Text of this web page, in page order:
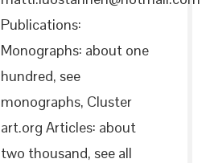
Publications:
Monographs: about one
hundred, see
monographs, Cluster
art.org Articles: about
two thousand, see all